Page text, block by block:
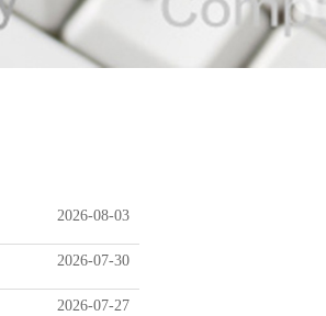
2026-08-03
2026-07-30
2026-07-27